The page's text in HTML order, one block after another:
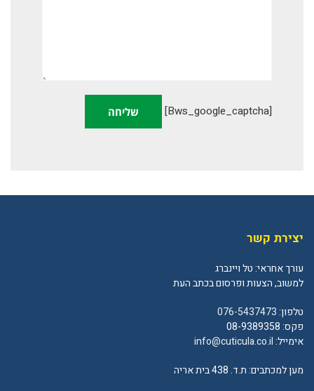
[bws_google_captcha]
יצירת קשר
עורך אחראי: טל ויינברג
למשוב, הצעות ופרסום בכתב העת
טלפון:076-5437473
פקס: 08-9389358
אימייל:info@cuticula.co.il
מען למכתבים: ת.ד. 438 בית אריה